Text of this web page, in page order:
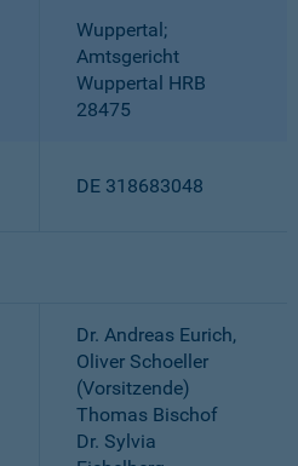
Wuppertal;
Amtsgericht
Wuppertal HRB
28475
DE 318683048
Dr. Andreas Eurich,
Oliver Schoeller
(Vorsitzende)
Thomas Bischof
Dr. Sylvia